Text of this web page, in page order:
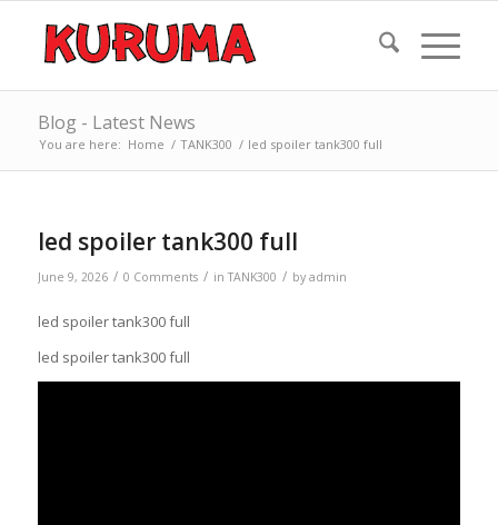
Blog - Latest News
You are here: Home / TANK300 / led spoiler tank300 full
led spoiler tank300 full
June 9, 2026 / 0 Comments / inTANK300 / by admin
led spoiler tank300 full
led spoiler tank300 full